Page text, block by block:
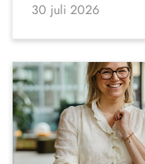
30 juli 2026